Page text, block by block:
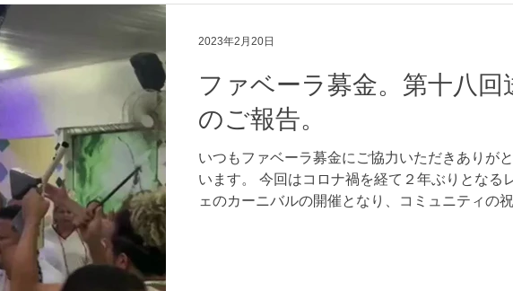
ファベーラ募金。第十八回
のご報告。
いつもファベーラ募金にご協力いただきありが
います。 今回はコロナ禍を経て２年ぶりとなる
ェのカーニバルの開催となり、コミュニティの
2023年2月20日